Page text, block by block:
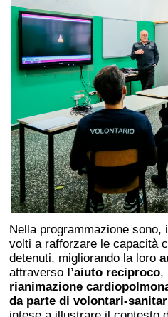
Nella programmazione
volti a rafforzare le capacità
detenuti, migliorando la loro
attraverso l’aiuto reciproco,
rianimazione
da parte di volontari-